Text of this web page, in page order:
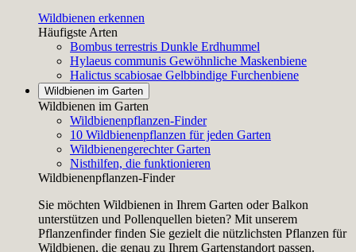
Wildbienen erkennen
Häufigste Arten
Bombus terrestris Dunkle Erdhummel
Hylaeus communis Gewöhnliche Maskenbiene
Halictus scabiosae Gelbbindige Furchenbiene
Wildbienen im Garten
Wildbienen im Garten
Wildbienenpflanzen-Finder
10 Wildbienenpflanzen für jeden Garten
Wildbienengerechter Garten
Nisthilfen, die funktionieren
Wildbienenpflanzen-Finder
Sie möchten Wildbienen in Ihrem Garten oder Balkon
unterstützen und Pollenquellen bieten? Mit unserem
Pflanzenfinder finden Sie gezielt die nützlichsten Pflanzen für
Wildbienen, die genau zu Ihrem Gartenstandort passen.